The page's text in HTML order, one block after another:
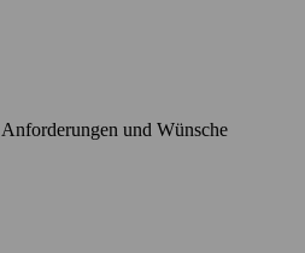
und Wünsche